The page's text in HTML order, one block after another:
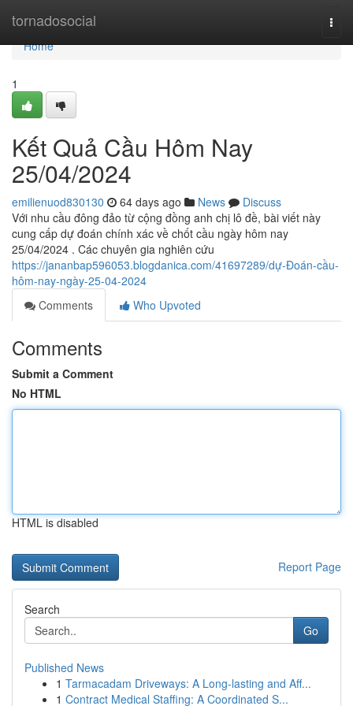
tornadosocial
Home
Home
1
Kết Quả Cầu Hôm Nay
25/04/2024
emilienuod830130 64 days ago News
Discuss
Với nhu cầu đông đảo từ cộng đồng anh chị lô đề, bài viết này
cung cấp dự đoán chính xác về chốt cầu ngày hôm nay
25/04/2024 . Các chuyên gia nghiên cứu
https://jananbap596053.blogdanica.com/41697289/dự-Đoán-cầu-
hôm-nay-ngày-25-04-2024
Comments
Who Upvoted
Comments
Submit a Comment
No HTML
HTML is disabled
Report Page
Search
Go
Published News
1 Tarmacadam Driveways: A Long-lasting and Aff...
1 Contract Medical Staffing: A Coordinated S...